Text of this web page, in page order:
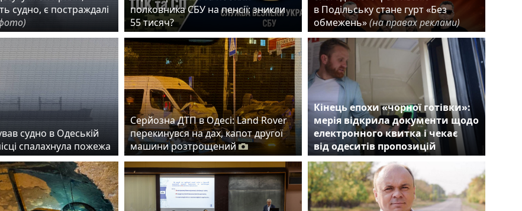
судно, є постраждалі
полковника СБУ на пенсії: зникли
55 тисяч?
в Подільську стане гурт «Без
обмежень»(на правах реклами)
судно в Одеській
спалахнула пожежа
Серйозна ДТП в Одесі: Land Rover
перекинувся на дах, капот другої
машини розтрощений
Кінець епохи «чорної готівки»:
мерія відкрила документи щодо
електронного квитка і чекає
від одеситів пропозицій